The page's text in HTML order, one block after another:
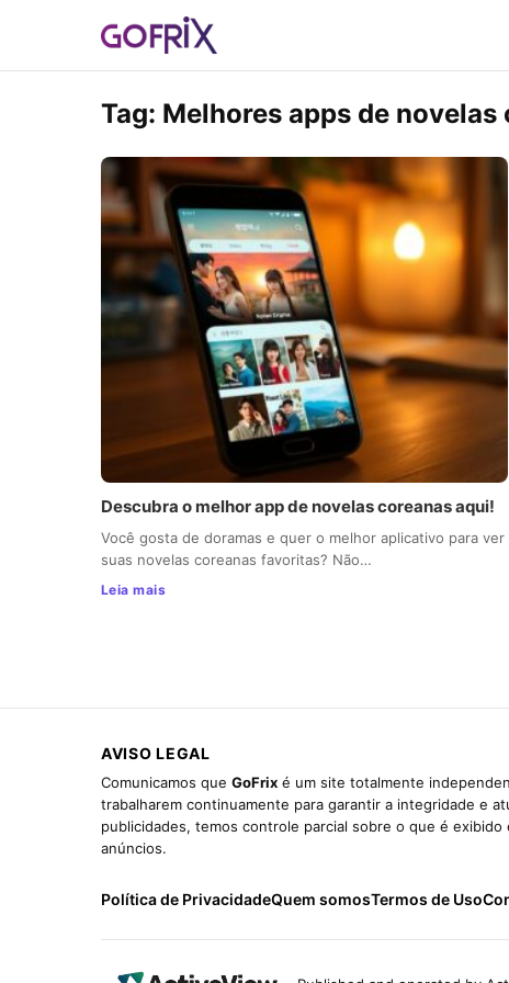
Tag: Melhores apps de novelas
Descubra o melhor app de novelas coreanas aqui!
Você gosta de doramas e quer o melhor aplicativo para ver
suas novelas coreanas favoritas? Não…
Leia mais
AVISO LEGAL
Comunicamos que GoFrix é um site totalmente
trabalharem continuamente para garantir a integridade e
publicidades, temos controle parcial sobre o que é
anúncios.
Política de PrivacidadeQuem somosTermos de Uso